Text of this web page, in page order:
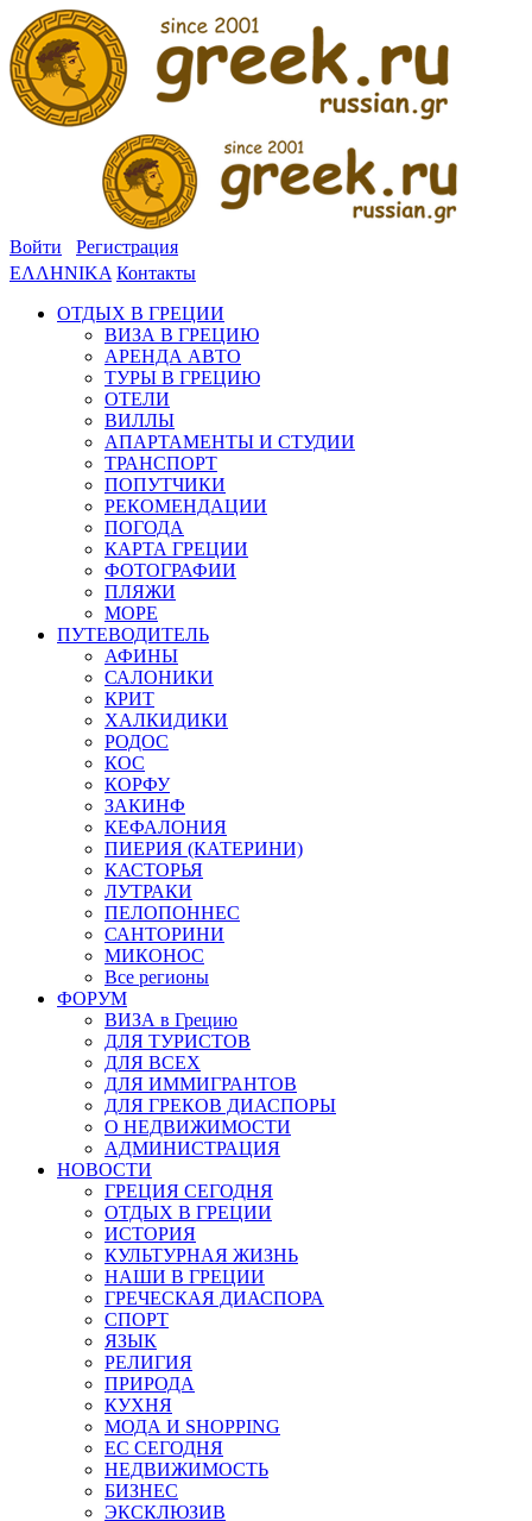
Войти
Регистрация
ΕΛΛΗΝΙΚΑ Контакты
ОТДЫХ В ГРЕЦИИ
ВИЗА В ГРЕЦИЮ
АРЕНДА АВТО
ТУРЫ В ГРЕЦИЮ
ОТЕЛИ
ВИЛЛЫ
АПАРТАМЕНТЫ И СТУДИИ
ТРАНСПОРТ
ПОПУТЧИКИ
РЕКОМЕНДАЦИИ
ПОГОДА
КАРТА ГРЕЦИИ
ФОТОГРАФИИ
ПЛЯЖИ
МОРЕ
ПУТЕВОДИТЕЛЬ
АФИНЫ
САЛОНИКИ
КРИТ
ХАЛКИДИКИ
РОДОС
КОС
КОРФУ
ЗАКИНФ
КЕФАЛОНИЯ
ПИЕРИЯ (КАТЕРИНИ)
КАСТОРЬЯ
ЛУТРАКИ
ПЕЛОПОННЕС
САНТОРИНИ
МИКОНОС
Все регионы
ФОРУМ
ВИЗА в Грецию
ДЛЯ ТУРИСТОВ
ДЛЯ ВСЕХ
ДЛЯ ИММИГРАНТОВ
ДЛЯ ГРЕКОВ ДИАСПОРЫ
О НЕДВИЖИМОСТИ
АДМИНИСТРАЦИЯ
НОВОСТИ
ГРЕЦИЯ СЕГОДНЯ
ОТДЫХ В ГРЕЦИИ
ИСТОРИЯ
КУЛЬТУРНАЯ ЖИЗНЬ
НАШИ В ГРЕЦИИ
ГРЕЧЕСКАЯ ДИАСПОРА
СПОРТ
ЯЗЫК
РЕЛИГИЯ
ПРИРОДА
КУХНЯ
МОДА И SHOPPING
ЕС СЕГОДНЯ
НЕДВИЖИМОСТЬ
БИЗНЕС
ЭКСКЛЮЗИВ